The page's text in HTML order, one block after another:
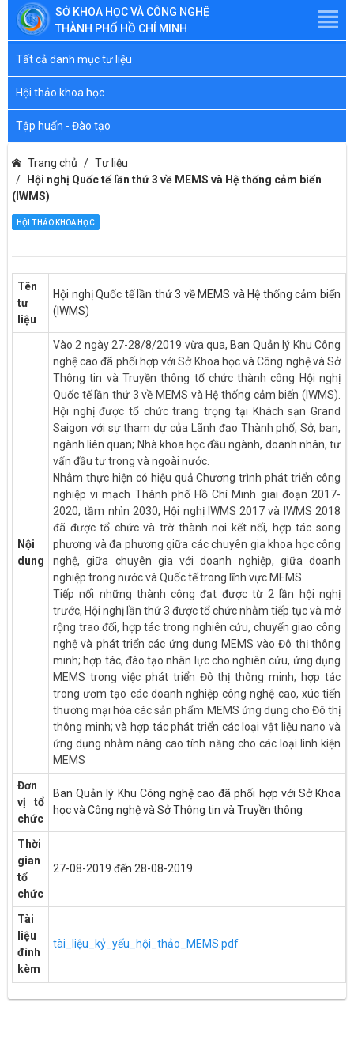
SỞ KHOA HỌC VÀ CÔNG NGHỆ
THÀNH PHỐ HỒ CHÍ MINH
Tất cả danh mục tư liệu
Hội thảo khoa học
Tập huấn - Đào tạo
Trang chủ
Tư liệu
Hội nghị Quốc tế lần thứ 3 về MEMS và Hệ thống cảm biến
(IWMS)
HỘI THẢO KHOA HỌC
Tên
tư
liệu
Hội nghị Quốc tế lần thứ 3 về MEMS và Hệ thống cảm biến
(IWMS)
Nội
dung
Vào 2 ngày 27-28/8/2019 vừa qua, Ban Quản lý Khu Công
nghệ cao đã phối hợp với Sở Khoa học và Công nghệ và Sở
Thông tin và Truyền thông tổ chức thành công Hội nghị
Quốc tế lần thứ 3 về MEMS và Hệ thống cảm biến (IWMS).
Hội nghị được tổ chức trang trọng tại Khách sạn Grand
Saigon với sự tham dự của Lãnh đạo Thành phố; Sở, ban,
ngành liên quan; Nhà khoa học đầu ngành, doanh nhân, tư
vấn đầu tư trong và ngoài nước.
Nhằm thực hiện có hiệu quả Chương trình phát triển công
nghiệp vi mạch Thành phố Hồ Chí Minh giai đoạn 2017-
2020, tầm nhìn 2030, Hội nghị IWMS 2017 và IWMS 2018
đã được tổ chức và trờ thành nơi kết nối, hợp tác song
phương và đa phương giữa các chuyên gia khoa học công
nghệ, giữa chuyên gia với doanh nghiệp, giữa doanh
nghiệp trong nước và Quốc tế trong lĩnh vực MEMS.
Tiếp nối những thành công đạt được từ 2 lần hội nghị
trước, Hội nghị lần thứ 3 được tổ chức nhằm tiếp tục và mở
rộng trao đổi, hợp tác trong nghiên cứu, chuyển giao công
nghệ và phát triển các ứng dụng MEMS vào Đô thị thông
minh; hợp tác, đào tạo nhân lực cho nghiên cứu, ứng dụng
MEMS trong việc phát triển Đô thị thông minh; hợp tác
trong ươm tạo các doanh nghiệp công nghệ cao, xúc tiến
thương mại hóa các sản phẩm MEMS ứng dụng cho Đô thị
thông minh; và hợp tác phát triển các loại vật liệu nano và
ứng dụng nhằm nâng cao tính năng cho các loại linh kiện
MEMS
Đơn
vị tổ
chức
Ban Quản lý Khu Công nghệ cao đã phối hợp với Sở Khoa
học và Công nghệ và Sở Thông tin và Truyền thông
Thời
gian
tổ
chức
27-08-2019 đến 28-08-2019
Tài
liệu
đính
kèm
tài_liệu_kỷ_yếu_hội_thảo_MEMS.pdf